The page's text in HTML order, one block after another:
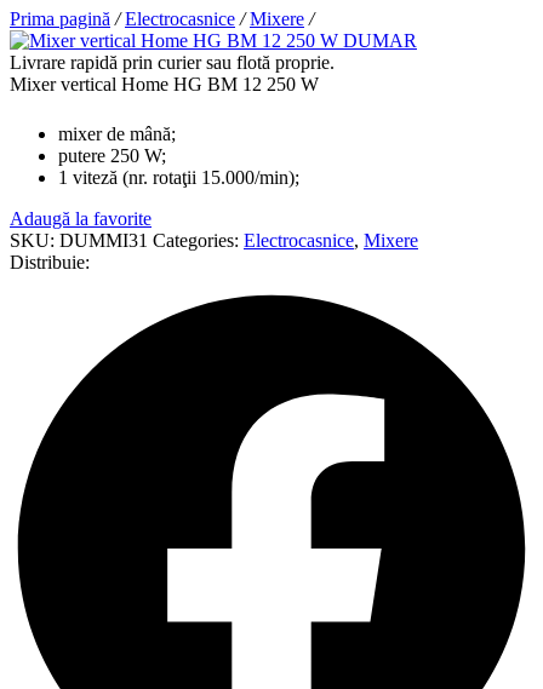
Prima pagină / Electrocasnice / Mixere /
Livrare rapidă prin curier sau flotă proprie.
Mixer vertical Home HG BM 12 250 W
mixer de mână;
putere 250 W;
1 viteză (nr. rotaţii 15.000/min);
Adaugă la favorite
SKU: DUMMI31 Categories: Electrocasnice, Mixere
Distribuie: